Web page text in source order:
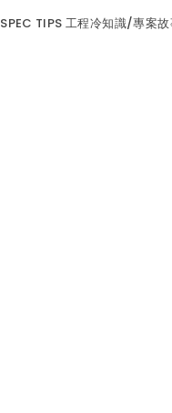
SPEC TIPS 工程冷知識/專案